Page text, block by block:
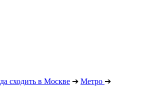
сходить в Москве ➔ Метро ➔